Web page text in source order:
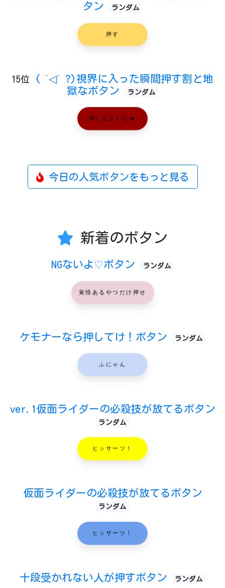
タン
ランダム
押す
15位
( ˙◁˙ ?)視界に入った瞬間押す割と地
獄なボタン
ランダム
押しなさいな★
今日の人気ボタンをもっと見る
新着のボタン
NGないよ♡ボタン ランダム
覚悟あるやつだけ押せ
ケモナーなら押してけ！ボタン ランダム
ふにゃん
ver.1仮面ライダーの必殺技が放てるボタン
ランダム
ヒッサーツ！
仮面ライダーの必殺技が放てるボタン
ランダム
ヒッサーツ！
十段受かれない人が押すボタン ランダム